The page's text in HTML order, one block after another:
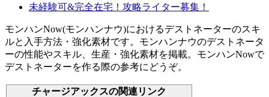
未経験可&完全在宅！攻略ライター募集！
モンハンNow(モンハンナウ)におけるデストネーターのスキ
ルと入手方法・強化素材です。モンハンナウのデストネータ
ーの性能やスキル、生産・強化素材を掲載。モンハンNowで
デストネーターを作る際の参考にどうぞ。
チャージアックスの関連リンク